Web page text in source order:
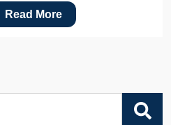
Read More